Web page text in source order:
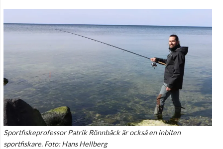
Sportfiskeprofessor Patrik Rönnbäck är också en inbiten
sportfiskare. Foto: Hans Hellberg